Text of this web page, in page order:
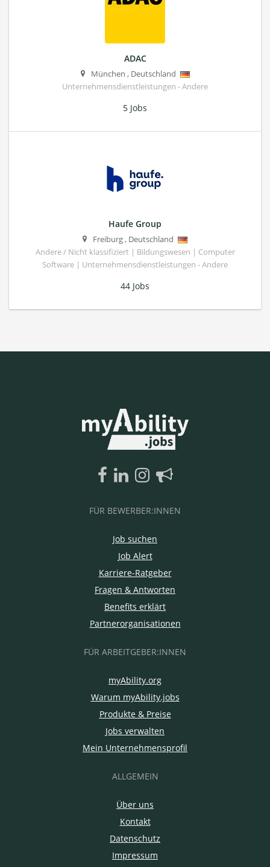
ADAC
München , Deutschland
Unternehmensdienstleistungen - Andere
5 Jobs
Haufe Group
Freiburg, Deutschland
Andere / Nicht klassifiziert | Bildungswesen | Computer
Software | Unternehmensdienstleistungen - Andere
44 Jobs
FÜR BEWERBER:INNEN
Job suchen
Job Alert
Karriere-Ratgeber
Fragen & Antworten
Benefits erklärt
Partnerorganisationen
FÜR ARBEITGEBER:INNEN
myAbility.org
Warum myAbility.jobs
Produkte & Preise
Jobs verwalten
Mein Unternehmensprofil
ALLGEMEIN
Über uns
Kontakt
Datenschutz
Impressum